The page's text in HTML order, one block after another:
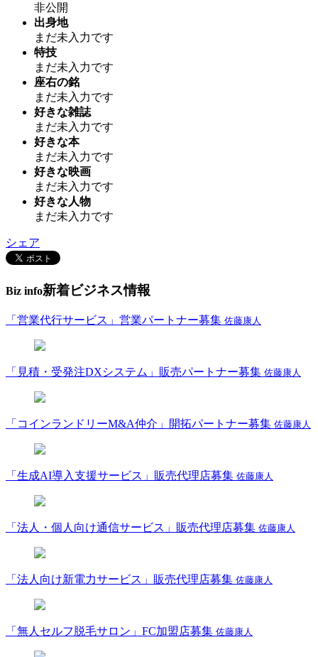
非公開
出身地
まだ未入力です
特技
まだ未入力です
座右の銘
まだ未入力です
好きな雑誌
まだ未入力です
好きな本
まだ未入力です
好きな映画
まだ未入力です
好きな人物
まだ未入力です
シェア
Biz info新着ビジネス情報
「営業代行サービス」営業パートナー募集 佐藤康人
「見積・受発注DXシステム」販売パートナー募集 佐藤康人
「コインランドリーM&A仲介」開拓パートナー募集 佐藤康人
「生成AI導入支援サービス」販売代理店募集 佐藤康人
「法人・個人向け通信サービス」販売代理店募集 佐藤康人
「法人向け新電力サービス」販売代理店募集 佐藤康人
「無人セルフ脱毛サロン」FC加盟店募集 佐藤康人